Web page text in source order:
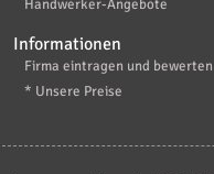
Handwerker-Angebote
Informationen
Firma eintragen und bewerten
* Unsere Preise